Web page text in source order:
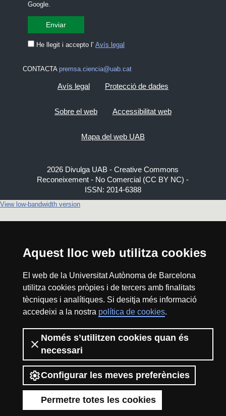
Aquest lloc web utilitza cookies
El web de la Universitat Autònoma de Barcelona
utilitza cookies pròpies i de tercers amb finalitats
tècniques i analítiques. Si desitja més informació
accedeixi a la nostra política de cookies.
Només s’utilitzen cookies quan és
necessari
Configurar les meves preferències
Permetre totes les cookies
Google.
He llegit i accepto l' Avís legal
CONTACTA premsa.ciencia@uab.cat
Avís legal Protecció de dades
Sobre el web Accessibilitat web
Mapa del web UAB
2026 Divulga UAB - Creative Commons
Reconeixement - No Comercial (CC BY NC) -
ISSN: 2014-6388
View low-bandwidth version